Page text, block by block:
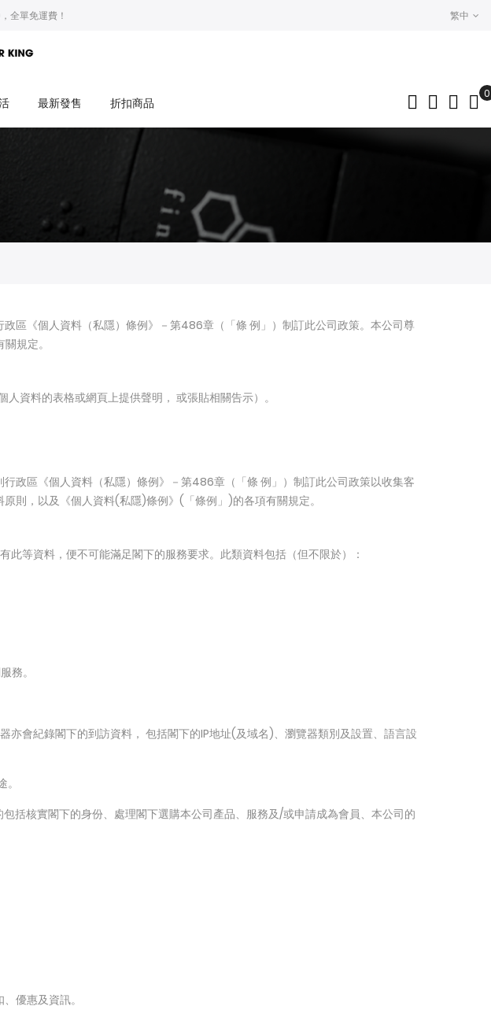
全單免運費！ 繁中
最新發售 折扣商品
0
區《個人資料（私隱）條例》－第486章（「條 例」）制訂此公司政策。本公司尊
規定。
資料的表格或網頁上提供聲明， 或張貼相關告示）。
政區《個人資料（私隱）條例》－第486章（「條 例」）制訂此公司政策以收集客
則，以及《個人資料(私隱)條例》(「條例」)的各項有關規定。
此等資料，便不可能滿足閣下的服務要求。此類資料包括（但不限於）：
務。
會紀錄閣下的到訪資料， 包括閣下的IP地址(及域名)、瀏覽器類別及設置、語言設
括核實閣下的身份、處理閣下選購本公司產品、服務及/或申請成為會員、本公司的
優惠及資訊。